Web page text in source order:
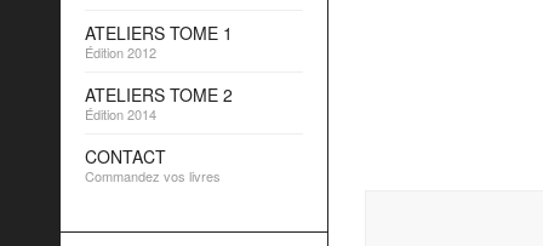
ATELIERS TOME 1
Édition 2012
ATELIERS TOME 2
Édition 2014
CONTACT
Commandez vos livres